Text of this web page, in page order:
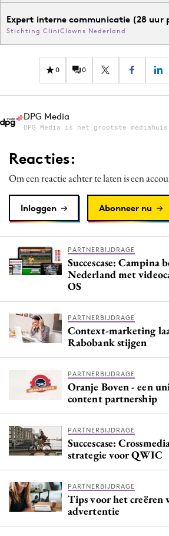
Expert interne communicatie (28 uur
Stichting CliniClowns Nederland
0 0
DPG Media
DPG Media is het grootste
Reacties:
Om een reactie achter te laten is een
Inloggen Abonneer nu
PARTNERBIJDRAGE
Succescase: Campina
Nederland met
OS
PARTNERBIJDRAGE
Context-marketing
Rabobank stijgen
PARTNERBIJDRAGE
Oranje Boven - een
content partnership
PARTNERBIJDRAGE
Succescase:
strategie voor QWIC
PARTNERBIJDRAGE
Tips voor het creëren
advertentie